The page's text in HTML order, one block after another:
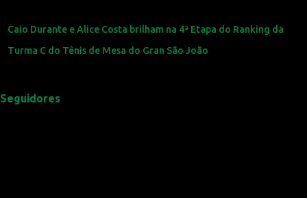
Caio Durante e Alice Costa brilham na 4ª Etapa do Ranking da
Turma C do Tênis de Mesa do Gran São João
Seguidores